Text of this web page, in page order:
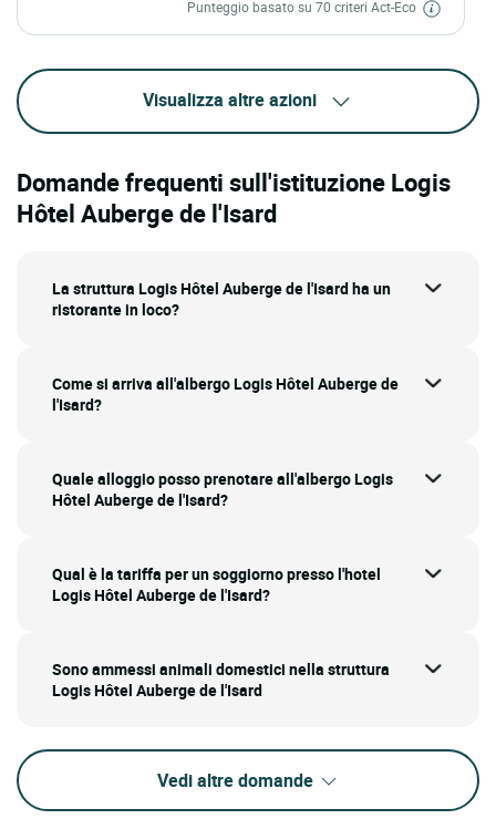
Punteggio basato su 70 criteri Act-Eco
Visualizza altre azioni
Domande frequenti sull'istituzione Logis
Hôtel Auberge de l'Isard
La struttura Logis Hôtel Auberge de l'Isard ha un
ristorante in loco?
Come si arriva all'albergo Logis Hôtel Auberge de
l'Isard?
Quale alloggio posso prenotare all'albergo Logis
Hôtel Auberge de l'Isard?
Qual è la tariffa per un soggiorno presso l'hotel
Logis Hôtel Auberge de l'Isard?
Sono ammessi animali domestici nella struttura
Logis Hôtel Auberge de l'Isard
Vedi altre domande